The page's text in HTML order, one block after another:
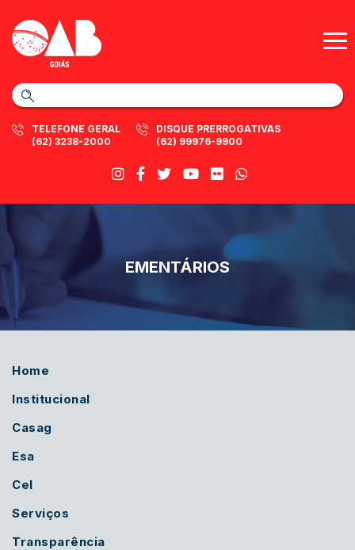
TELEFONE GERAL
(62) 3238-2000
DISQUE PRERROGATIVAS
(62) 99976-9900
EMENTÁRIOS
Home
Institucional
Casag
Esa
Cel
Serviços
Transparência